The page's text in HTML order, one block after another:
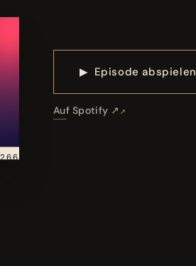
▶ Episode abspielen
Auf Spotify ↗